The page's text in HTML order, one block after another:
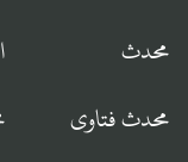
محدث
محدث فتاوى